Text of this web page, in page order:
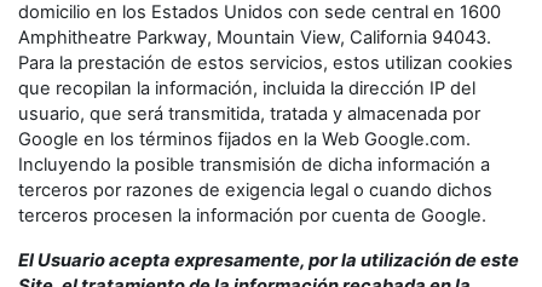
domicilio en los Estados Unidos con sede central en 1600
Amphitheatre Parkway, Mountain View, California 94043.
Para la prestación de estos servicios, estos utilizan cookies
que recopilan la información, incluida la dirección IP del
usuario, que será transmitida, tratada y almacenada por
Google en los términos fijados en la Web Google.com.
Incluyendo la posible transmisión de dicha información a
terceros por razones de exigencia legal o cuando dichos
terceros procesen la información por cuenta de Google.
El Usuario acepta expresamente, por la utilización de este